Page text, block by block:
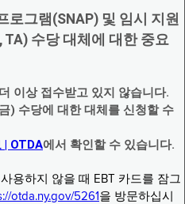
로그램(SNAP) 및 임시 지원
수당 대체에 대한 중요
이상 접수받고 있지 않습니다.
) 수당에 대한 대체를 신청할 수
| OTDA에서 확인할 수 있습니다.
용하지 않을 때 EBT 카드를 잠그
otda.ny.gov/5261 을 방문하십시